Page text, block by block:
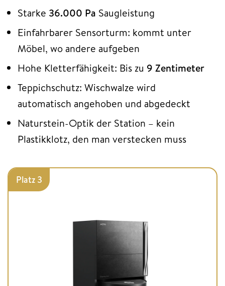
Starke 36.000 Pa Saugleistung
Einfahrbarer Sensorturm: kommt unter
Möbel, wo andere aufgeben
Hohe Kletterfähigkeit: Bis zu 9 Zentimeter
Teppichschutz: Wischwalze wird
automatisch angehoben und abgedeckt
Naturstein-Optik der Station – kein
Plastikklotz, den man verstecken muss
Platz 3